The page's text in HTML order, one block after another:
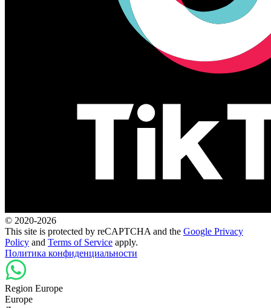
© 2020-2026
This site is protected by reCAPTCHA and the Google Privacy
Policy and Terms of Service apply.
Политика конфиденциальности
Region Europe
Europe